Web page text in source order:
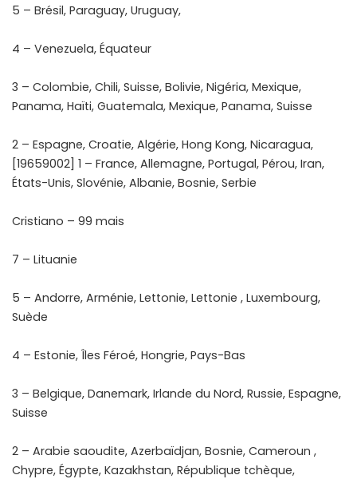
5 – Brésil, Paraguay, Uruguay,
4 – Venezuela, Équateur
3 – Colombie, Chili, Suisse, Bolivie, Nigéria, Mexique,
Panama, Haïti, Guatemala, Mexique, Panama, Suisse
2 – Espagne, Croatie, Algérie, Hong Kong, Nicaragua,
[19659002] 1 – France, Allemagne, Portugal, Pérou, Iran,
États-Unis, Slovénie, Albanie, Bosnie, Serbie
Cristiano – 99 mais
7 – Lituanie
5 – Andorre, Arménie, Lettonie, Lettonie , Luxembourg,
Suède
4 – Estonie, Îles Féroé, Hongrie, Pays-Bas
3 – Belgique, Danemark, Irlande du Nord, Russie, Espagne,
Suisse
2 – Arabie saoudite, Azerbaïdjan, Bosnie, Cameroun ,
Chypre, Égypte, Kazakhstan, République tchèque,